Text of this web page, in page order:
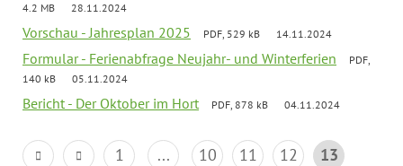
4.2 MB
28.11.2024
Vorschau - Jahresplan 2025 PDF, 529 kB 14.11.2024
Formular - Ferienabfrage Neujahr- und Winterferien
PDF,
140 kB
05.11.2024
Bericht - Der Oktober im Hort PDF, 878 kB 04.11.2024
1 ... 10 11 12
13